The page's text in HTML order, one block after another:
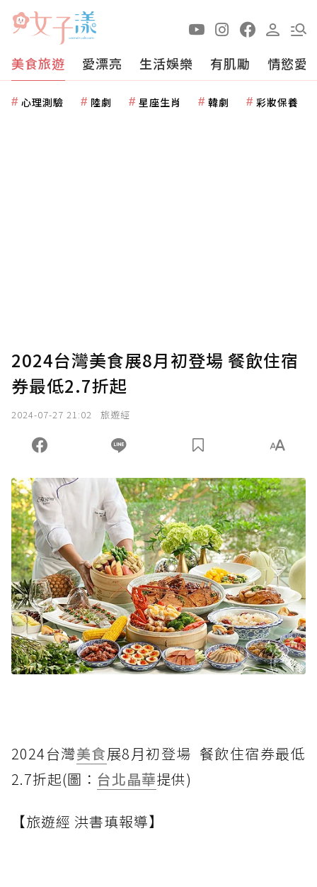
美食旅遊 愛漂亮 生活娛樂 有肌勵 情慾愛
心理測驗 陸劇 星座生肖 韓劇 彩妝保養
2024台灣美食展8月初登場 餐飲住宿
券最低2.7折起
2024-07-27 21:02 旅遊經
2024台灣美食展8月初登場 餐飲住宿券最低
2.7折起(圖： 台北晶華提供)
【旅遊經 洪書瑱報導】